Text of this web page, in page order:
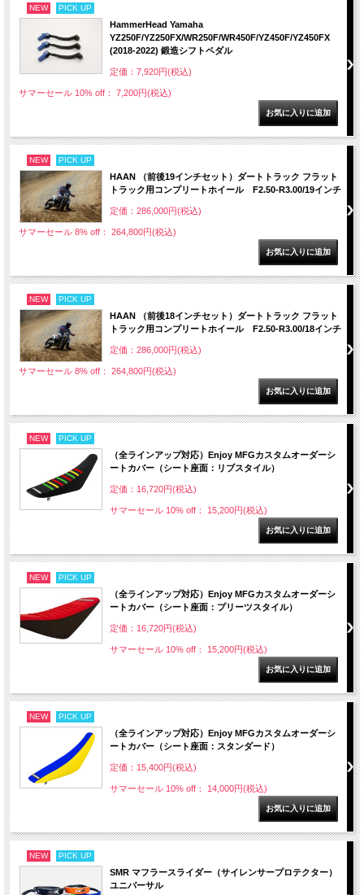
NEW PICK UP
HammerHead Yamaha
YZ250F/YZ250FX/WR250F/WR450F/YZ450F/YZ450FX
(2018-2022) 鍛造シフトペダル
定価：7,920円(税込)
サマーセール 10% off： 7,200円(税込)
NEW PICK UP
HAAN （前後19インチセット）ダートトラック フラット
トラック用コンプリートホイール F2.50-R3.00/19インチ
定価：286,000円(税込)
サマーセール 8% off： 264,800円(税込)
NEW PICK UP
HAAN （前後18インチセット）ダートトラック フラット
トラック用コンプリートホイール F2.50-R3.00/18インチ
定価：286,000円(税込)
サマーセール 8% off： 264,800円(税込)
NEW PICK UP
（全ラインアップ対応）Enjoy MFGカスタムオーダーシ
ートカバー（シート座面：リブスタイル）
定価：16,720円(税込)
サマーセール 10% off： 15,200円(税込)
NEW PICK UP
（全ラインアップ対応）Enjoy MFGカスタムオーダーシ
ートカバー（シート座面：プリーツスタイル）
定価：16,720円(税込)
サマーセール 10% off： 15,200円(税込)
NEW PICK UP
（全ラインアップ対応）Enjoy MFGカスタムオーダーシ
ートカバー（シート座面：スタンダード）
定価：15,400円(税込)
サマーセール 10% off： 14,000円(税込)
NEW PICK UP
SMR マフラースライダー（サイレンサープロテクター）
ユニバーサル